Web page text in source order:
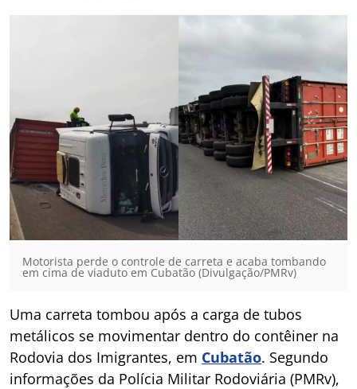
Motorista perde o controle de carreta e acaba tombando
em cima de viaduto em Cubatão (Divulgação/PMRv)
Uma carreta tombou após a carga de tubos
metálicos se movimentar dentro do contêiner na
Rodovia dos Imigrantes, em Cubatão. Segundo
informações da Polícia Militar Rodoviária (PMRv),